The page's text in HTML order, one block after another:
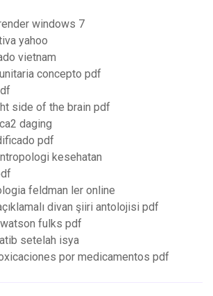
windows 7
yahoo
vietnam
concepto pdf
side of the brain pdf
daging
pdf
kesehatan
feldman ler online
divan şiiri antolojisi pdf
fulks pdf
setelah isya
por medicamentos pdf